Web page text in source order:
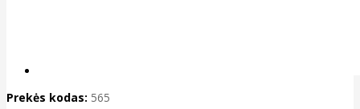
Prekės kodas: 565